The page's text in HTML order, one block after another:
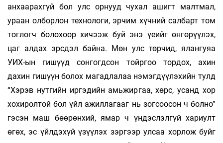
анхаарахгүй бол улс орнууд чухал ашигт малтмал,
ураан олборлон технологи, эрчим хүчний салбарт том
тоглогч болохоор хичээж буй энэ үеийг өнгөрүүлэх,
цаг алдах эрсдэл байна. Мөн улс төрчид, ялангуяа
УИХ-ын гишүүд сонгогдсон тойргоо тордох, ахин
дахин гишүүн болох магадлалаа нэмэгдүүлэхийн тулд
“Хэрэв нутгийн иргэдийн амьжиргаа, хөрс, усанд хор
хохиролтой бол үйл ажиллагааг нь зогсоосон ч болно”
гэсэн маш бөөрөнхий, ямар ч үндэслэлгүй хариулт
өгөх, эс үйлдэхүй үзүүлэх зэргээр улсаа хорлож буйг